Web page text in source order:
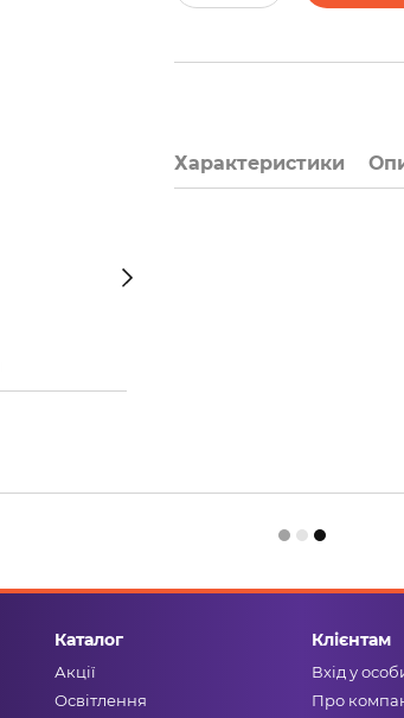
Характеристики
Каталог
Акції
Освітлення
Клієнтам
Вхід у
Про